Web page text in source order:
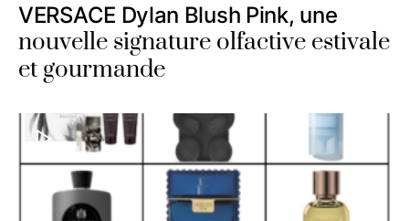
VERSACE Dylan Blush Pink, une
nouvelle signature olfactive estivale
et gourmande